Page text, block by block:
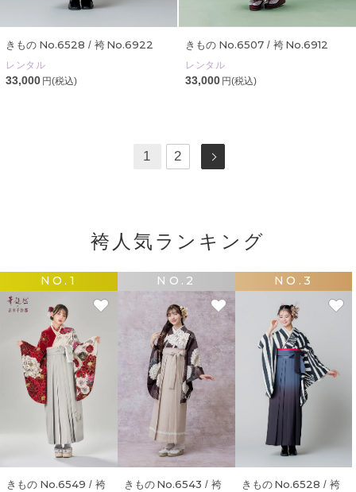
きもの No.6528 / 袴 No.6922
レンタル
33,000 円(税込)
きもの No.6507/ 袴 No.6912
レンタル
33,000 円(税込)
1 2
袴人気ランキング
NO.1
きもの No.6549 / 袴
NO.2
きもの No.6543 / 袴
NO.3
きもの No.6528 / 袴